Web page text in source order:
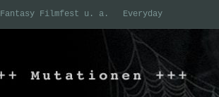
Fantasy Filmfest u. a. Everyday